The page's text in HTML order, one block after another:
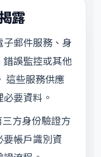
露
郵件服務、身
誤監控或其他
這些服務供應
要資料。
方身份驗證方
帳戶識別資